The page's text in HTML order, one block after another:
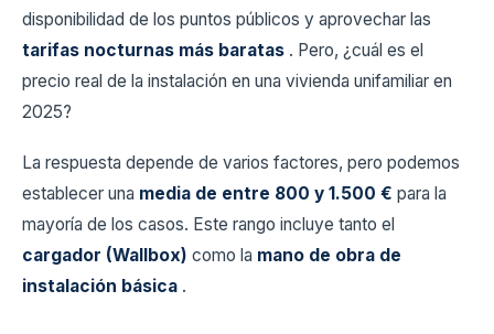
disponibilidad de los puntos públicos y aprovechar las
tarifas nocturnas más baratas . Pero, ¿cuál es el
precio real de la instalación en una vivienda unifamiliar en
2025?
La respuesta depende de varios factores, pero podemos
establecer una media de entre 800 y 1.500 € para la
mayoría de los casos. Este rango incluye tanto el
cargador (Wallbox) como la mano de obra de
instalación básica .